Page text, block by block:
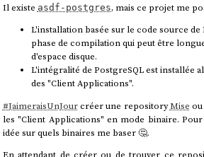
Il existe asdf-postgres, mais ce projet me
L'installation basée sur le code source de
phase de compilation qui peut être
d'espace disque.
L'intégralité de PostgreSQL est installée
des "Client Applications".
#JaimeraisUnJourcréer une repositoryMise
les "Client Applications" en mode binaire.
idée sur quels binaires me baser 🤔.